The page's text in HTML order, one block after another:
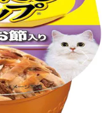
次へ